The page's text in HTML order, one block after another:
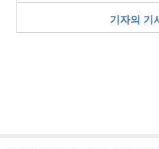
기자의 기